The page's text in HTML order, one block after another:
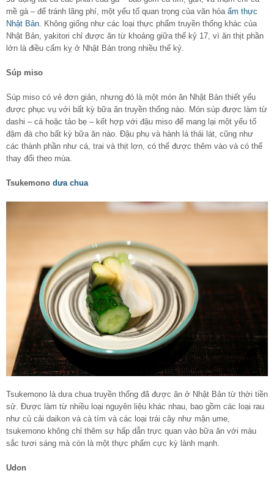
mề gà – để tránh lãng phí, một yếu tố quan trọng của văn hóa ẩm thực
Nhật Bản. Không giống như các loại thực phẩm truyền thống khác của
Nhật Bản, yakitori chỉ được ăn từ khoảng giữa thế kỷ 17, vì ăn thịt phần
lớn là điều cấm kỵ ở Nhật Bản trong nhiều thế kỷ.
Súp miso
Súp miso có vẻ đơn giản, nhưng đó là một món ăn Nhật Bản thiết yếu
được phục vụ với bất kỳ bữa ăn truyền thống nào. Món súp được làm từ
dashi – cá hoặc tảo bẹ – kết hợp với đậu miso để mang lại một yếu tố
đậm đà cho bất kỳ bữa ăn nào. Đậu phụ và hành lá thái lát, cũng như
các thành phần như cá, trai và thịt lợn, có thể được thêm vào và có thể
thay đổi theo mùa.
Tsukemono dưa chua
Tsukemono là dưa chua truyền thống đã được ăn ở Nhật Bản từ thời tiền
sử. Được làm từ nhiều loại nguyên liệu khác nhau, bao gồm các loại rau
như củ cải daikon và cà tím và các loại trái cây như mận ume,
tsukemono không chỉ thêm sự hấp dẫn trực quan vào bữa ăn với màu
sắc tươi sáng mà còn là một thực phẩm cực kỳ lành mạnh.
Udon